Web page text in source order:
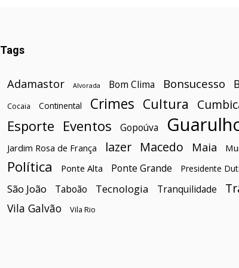
Tags
Adamastor Alvorada Bom Clima Bonsucesso
Cocaia Continental Crimes Cultura
Esporte Eventos Gopoúva
Jardim Rosa de França lazer Macedo Maia
Política Ponte Alta Ponte Grande Presidente
São João Taboão Tecnologia Tranquilidade
Vila Galvão Vila Rio